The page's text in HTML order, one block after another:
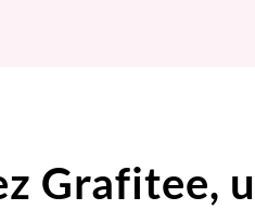
Grafitee,